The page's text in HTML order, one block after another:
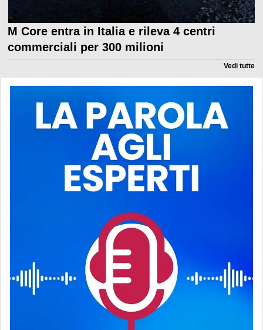
M Core entra in Italia e rileva 4 centri
commerciali per 300 milioni
Vedi tutte